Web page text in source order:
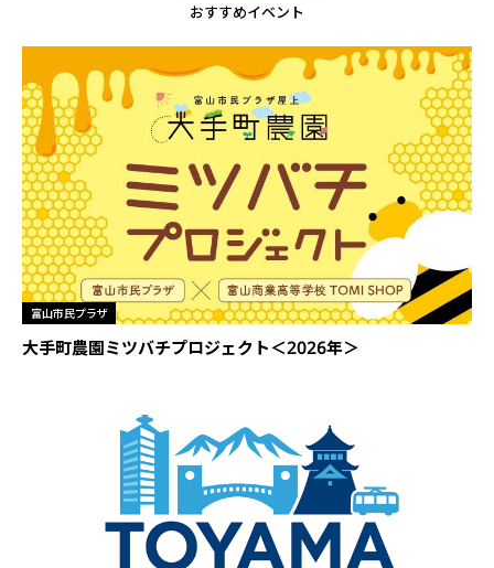
おすすめイベント
富山市民プラザ
大手町農園ミツバチプロジェクト＜2026年＞